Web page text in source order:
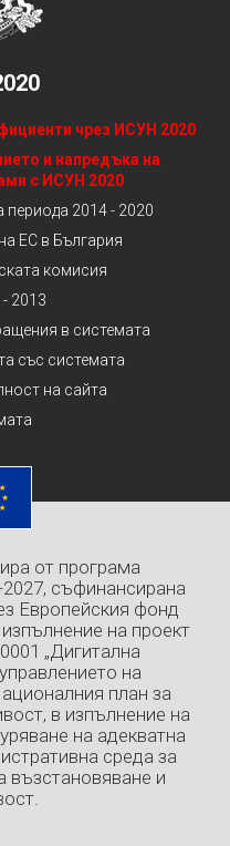
чрез ИСУН 2020
и напредъка на
с ИСУН 2020
2014 - 2020
ЕС в България
комисия
2013
в системата
със системата
на сайта
от програма
съфинансирана
Европейския фонд
на проект
„Дигитална
на
план за
в изпълнение на
на адекватна
среда за
възстановяване и